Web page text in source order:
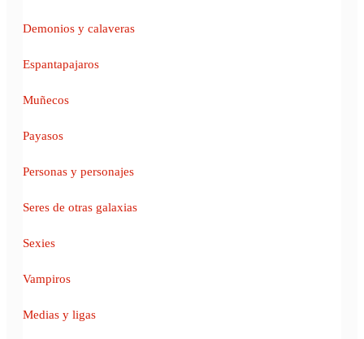
Demonios y calaveras
Espantapajaros
Muñecos
Payasos
Personas y personajes
Seres de otras galaxias
Sexies
Vampiros
Medias y ligas